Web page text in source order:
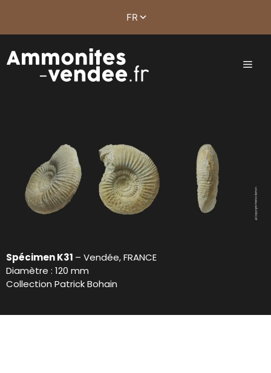
Spécimen K31 – Vendée, FRANCE
Diamètre : 120 mm
Collection Patrick Bohain